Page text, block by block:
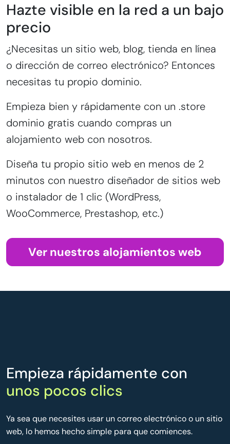
Hazte visible en la red a un bajo
precio
¿Necesitas un sitio web, blog, tienda en línea
o dirección de correo electrónico? Entonces
necesitas tu propio dominio.
Empieza bien y rápidamente con un .store
dominio gratis cuando compras un
alojamiento web con nosotros.
Diseña tu propio sitio web en menos de 2
minutos con nuestro diseñador de sitios web
o instalador de 1 clic (WordPress,
WooCommerce, Prestashop, etc.)
Ver nuestros alojamientos web
Empieza rápidamente con
unos pocos clics
Ya sea que necesites usar un correo electrónico o un sitio
web, lo hemos hecho simple para que comiences.